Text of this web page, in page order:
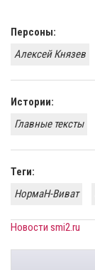
Персоны:
Алексей Князев
Истории:
Главные тексты
Теги:
НормаН-Виват
Новости smi2.ru